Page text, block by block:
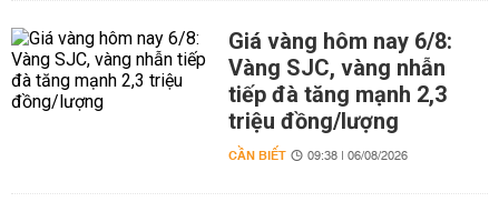
Giá vàng hôm nay 6/8:
Vàng SJC, vàng nhẫn
tiếp đà tăng mạnh 2,3
triệu đồng/lượng
CẦN BIẾT 09:38 | 06/08/2026